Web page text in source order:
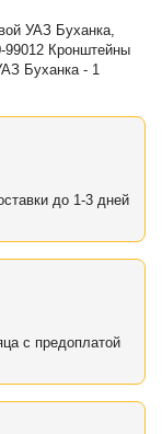
УАЗ Буханка,
99012 Кронштейны
Буханка - 1
до 1-3 дней
с предоплатой